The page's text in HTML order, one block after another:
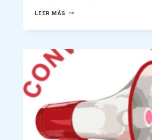
LEER MÁS TERMINOS
CONTRATACION